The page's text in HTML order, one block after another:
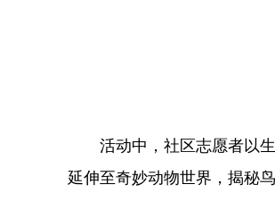
活动中，社区志愿者以
延伸至奇妙动物世界，揭秘